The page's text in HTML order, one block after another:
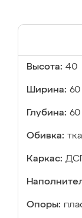
Высота: 40
Ширина: 60
Глубина: 60
Обивка:
Каркас: ДСП
Опоры: